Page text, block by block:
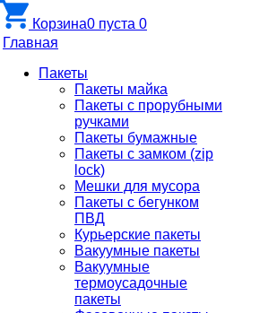
Корзина0 пуста 0
Главная
Пакеты
Пакеты майка
Пакеты с прорубными
ручками
Пакеты бумажные
Пакеты с замком (zip
lock)
Мешки для мусора
Пакеты с бегунком
ПВД
Курьерские пакеты
Вакуумные пакеты
Вакуумные
термоусадочные
пакеты